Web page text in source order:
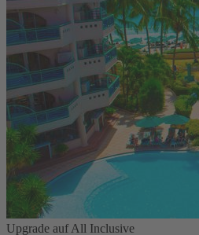
Upgrade auf All Inclusive